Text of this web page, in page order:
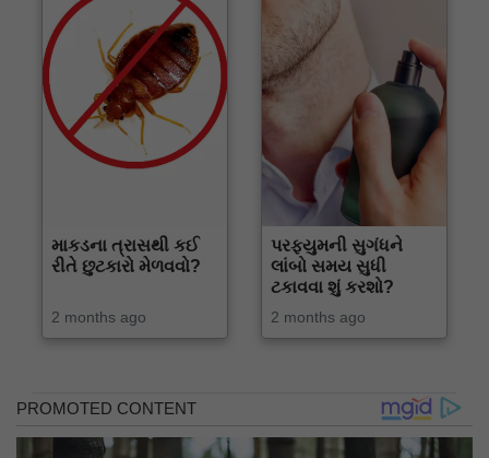
માકડના ત્રાસથી કઈ
રીતે છુટકારો મેળવવો?
2 months ago
પરફ્યુમની સુગંધને
લાંબો સમય સુધી
ટકાવવા શું કરશો?
2 months ago